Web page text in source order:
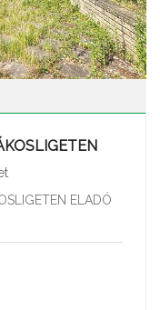
ELADÓ